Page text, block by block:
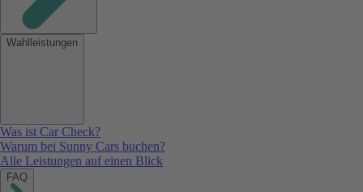
Wahlleistungen
Was ist Car Check?
Warum bei Sunny Cars buchen?
Alle Leistungen auf einen Blick
FAQ